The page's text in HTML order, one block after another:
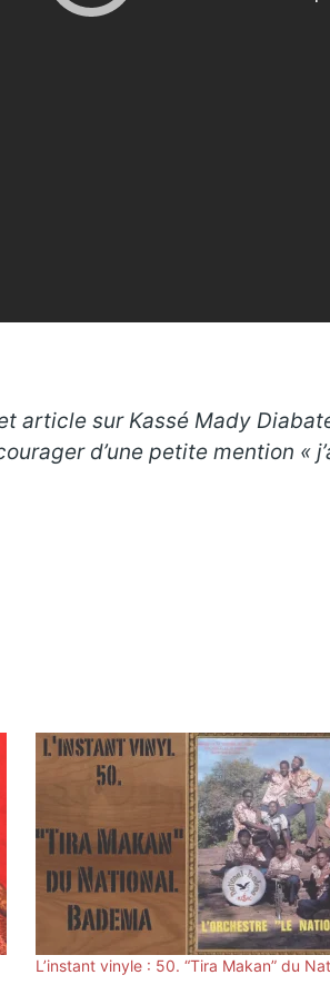
article sur Kassé Mady
d’une petite mention «
L’instant vinyle : 50. “Tira Makan” du